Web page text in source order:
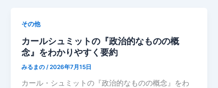
その他
カールシュミットの『政治的なものの概
念』をわかりやすく要約
みるまの/2026年7月15日
カール・シュミットの『政治的なものの概念』をわ